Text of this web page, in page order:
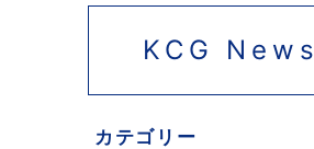
KCG News
カテゴリー